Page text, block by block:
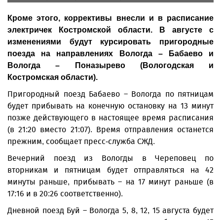
Кроме этого, коррективы внесли и в расписание
электричек Костромской области. В августе с
изменениями будут курсировать пригородные
поезда на направлениях Вологда – Бабаево и
Вологда – Поназырево (Вологодская и
Костромская области).
Пригородный поезд Бабаево – Вологда по пятницам
будет прибывать на конечную остановку на 13 минут
позже действующего в настоящее время расписания
(в 21:20 вместо 21:07). Время отправления останется
прежним, сообщает пресс-служба СЖД.
Вечерний поезд из Вологды в Череповец по
вторникам и пятницам будет отправляться на 42
минуты раньше, прибывать – на 17 минут раньше (в
17:16 и в 20:26 соответственно).
Дневной поезд Буй – Вологда 5, 8, 12, 15 августа будет